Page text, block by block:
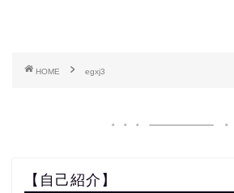
HOME egxj3
【自己紹介】